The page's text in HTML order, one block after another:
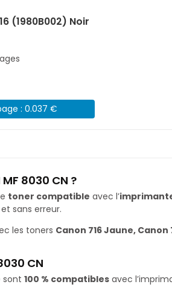
(1980B002) Noir
: 0.037 €
8030 CN ?
toner compatible avec l’imprimante
sans erreur.
les toners Canon 716 Jaune, Canon
CN
sont 100 % compatibles avec